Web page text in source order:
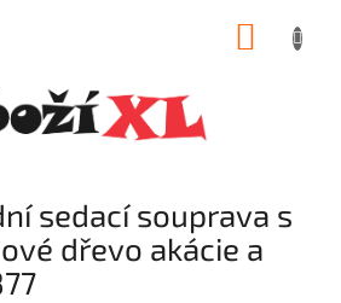
sedací souprava s
dřevo akácie a